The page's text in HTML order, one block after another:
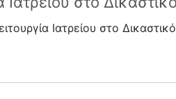
Ιατρείου στο